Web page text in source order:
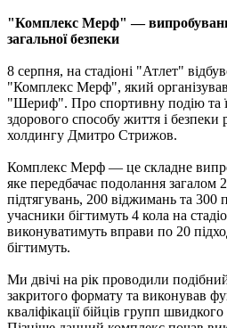
"Комплекс Мерф" —
загальної безпеки
8 серпня, на стадіоні "Атлет"
"Комплекс Мерф", який
"Шериф". Про спортивну подію та
здорового способу життя і безпеки
холдингу Дмитро Стрижов.
Комплекс Мерф — це складне
яке передбачає подолання загалом
підтягувань, 200 віджимань та 300
учасники бігтимуть 4 кола на
виконуватимуть вправи по 20
бігтимуть.
Ми двічі на рік проводили
закритого формату та виконував
кваліфікації бійців групп